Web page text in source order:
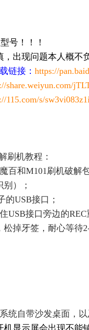
号！！！
出现问题本人概不
链接： https://
share.weiyun.com/
115.com/s/
刷机教程：
百和M101刷机破解
）；
的USB接口；
USB接口旁边的
掉牙签，耐心等待
统自带沙发桌面，
机显示屏会出现不能